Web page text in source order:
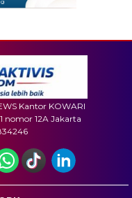
Kantor KOWARI
nomor 12A Jakarta